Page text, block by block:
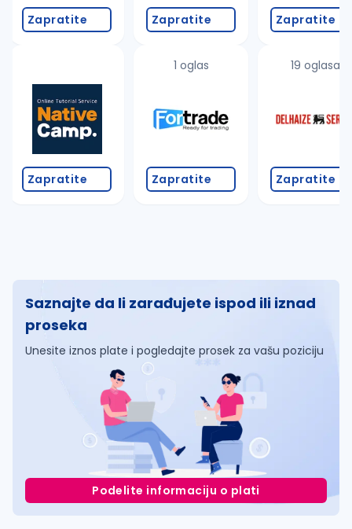
promenite odabrane filtere pretrage
Zapratite
Zapratite
Zapratite
1 oglas
Zapratite
Zapratite
19 oglasa
Zapratite
Saznajte da li zarađujete ispod ili iznad
proseka
Unesite iznos plate i pogledajte prosek za vašu poziciju
Podelite informaciju o plati